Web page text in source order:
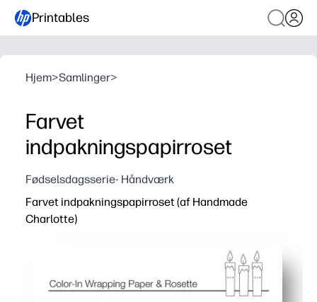
Printables
Hjem>Samlinger>
Farvet
indpakningspapirroset
Fødselsdagsserie- Håndværk
Farvet indpakningspapirroset (af Handmade
Charlotte)